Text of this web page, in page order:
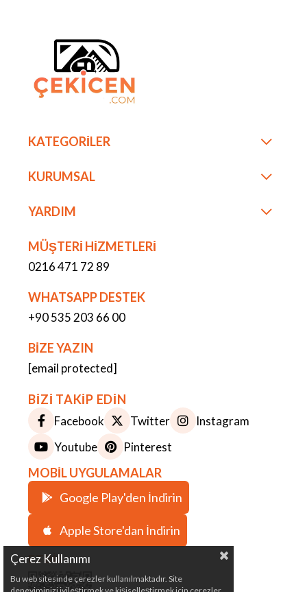
KATEGORİLER
KURUMSAL
YARDIM
MÜŞTERİ HİZMETLERİ
0216 471 72 89
WHATSAPP DESTEK
+90 535 203 66 00
BİZE YAZIN
[email protected]
BİZİ TAKİP EDİN
Facebook Twitter
Instagram
Youtube
Pinterest
MOBİL UYGULAMALAR
Google Play'den İndirin
Apple Store'dan İndirin
ETBİS
Çerez Kullanımı
Bu web sitesinde çerezler kullanılmaktadır. Site